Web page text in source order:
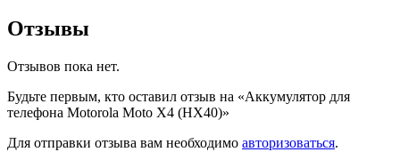
Отзывы
Отзывов пока нет.
Будьте первым, кто оставил отзыв на «Аккумулятор для
телефона Motorola Moto X4 (HX40)»
Для отправки отзыва вам необходимо авторизоваться.